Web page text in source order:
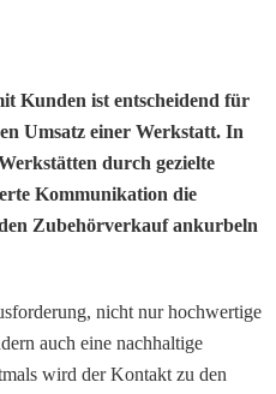
Kunden ist entscheidend für
Umsatz einer Werkstatt. In
durch gezielte
Kommunikation die
Zubehörverkauf ankurbeln
nicht nur hochwertige
auch eine nachhaltige
wird der Kontakt zu den